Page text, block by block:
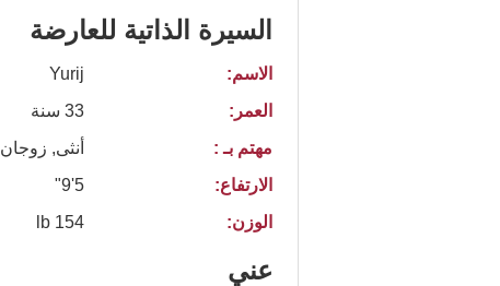
السيرة الذاتية للعارضة
الاسم:
Yurij
العمر:
33 سنة
مهتم بـ :
أنثى, زوجان
الارتفاع:
5'9"
الوزن:
154 lb
عني